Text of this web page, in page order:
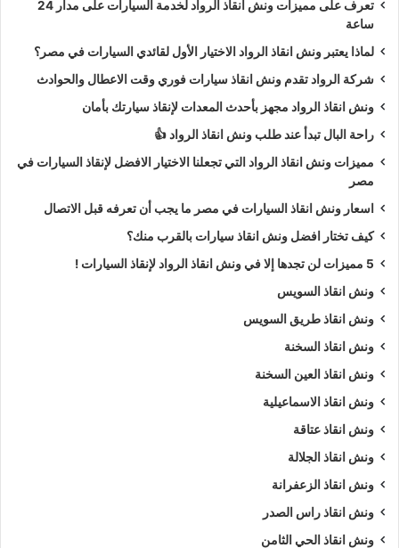
تعرف على مميزات ونش انقاذ الرواد لخدمة السيارات على مدار 24
ساعة
لماذا يعتبر ونش انقاذ الرواد الاختيار الأول لقائدي السيارات في مصر؟
شركة الرواد تقدم ونش انقاذ سيارات فوري وقت الاعطال والحوادث
ونش انقاذ الرواد مجهز بأحدث المعدات لإنقاذ سيارتك بأمان
راحة البال تبدأ عند طلب ونش انقاذ الرواد 👍
مميزات ونش انقاذ الرواد التي تجعلنا الاختيار الافضل لإنقاذ السيارات في
مصر
اسعار ونش انقاذ السيارات في مصر ما يجب أن تعرفه قبل الاتصال
كيف تختار افضل ونش انقاذ سيارات بالقرب منك؟
5 مميزات لن تجدها إلا في ونش انقاذ الرواد لإنقاذ السيارات !
ونش انقاذ السويس
ونش انقاذ طريق السويس
ونش انقاذ السخنة
ونش انقاذ العين السخنة
ونش انقاذ الاسماعيلية
ونش انقاذ عتاقة
ونش انقاذ الجلالة
ونش انقاذ الزعفرانة
ونش انقاذ راس الصدر
ونش انقاذ الحي الثامن